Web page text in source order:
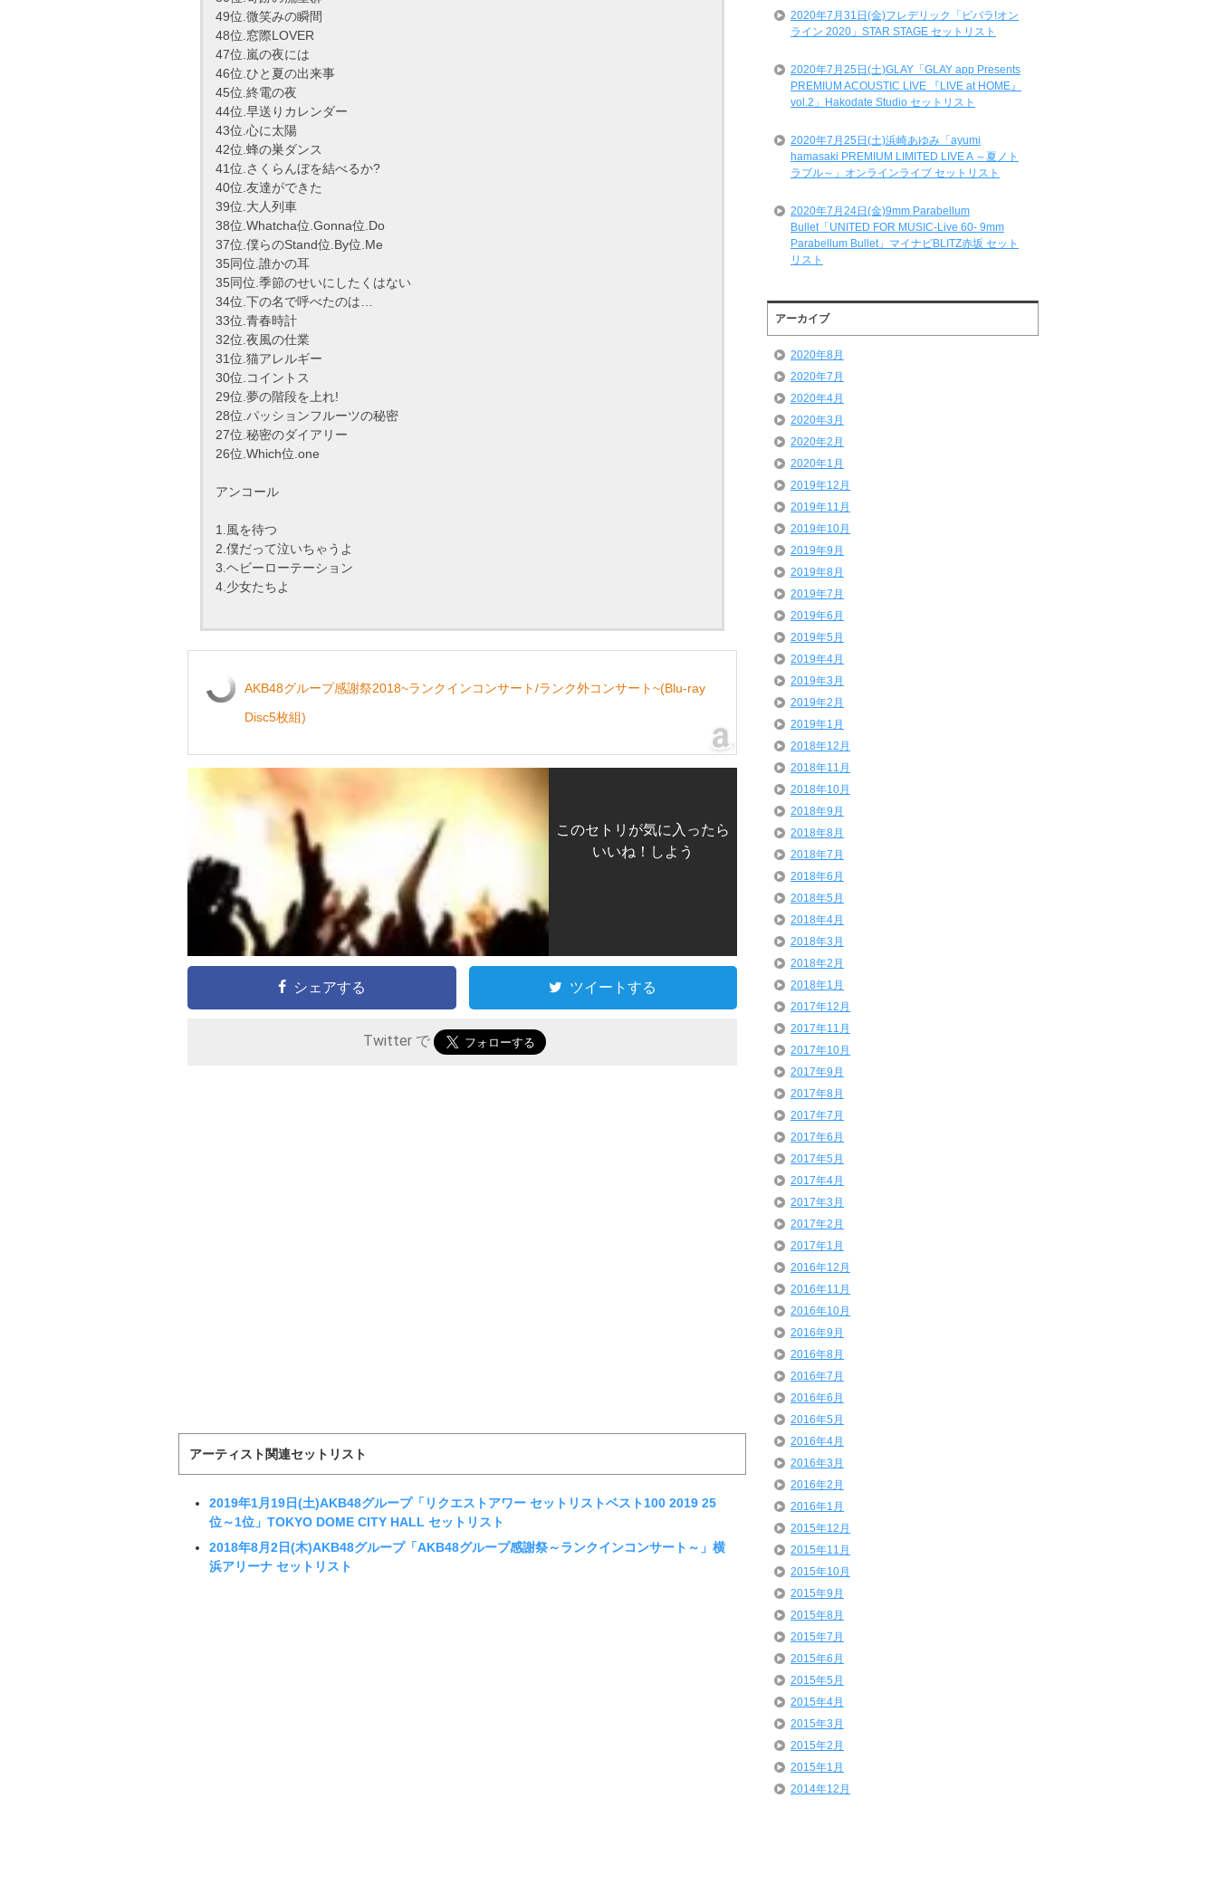
49位.微笑みの瞬間
48位.窓際LOVER
47位.嵐の夜には
46位.ひと夏の出来事
45位.終電の夜
44位.早送りカレンダー
43位.心に太陽
42位.蜂の巣ダンス
41位.さくらんぼを結べるか?
40位.友達ができた
39位.大人列車
38位.Whatcha位.Gonna位.Do
37位.僕らのStand位.By位.Me
35同位.誰かの耳
35同位.季節のせいにしたくはない
34位.下の名で呼べたのは…
33位.青春時計
32位.夜風の仕業
31位.猫アレルギー
30位.コイントス
29位.夢の階段を上れ!
28位.パッションフルーツの秘密
27位.秘密のダイアリー
26位.Which位.one
アンコール
1.風を待つ
2.僕だって泣いちゃうよ
3.ヘビーローテーション
4.少女たちよ
AKB48グループ感謝祭2018~ランクインコンサート/ランク外コンサート~(Blu-ray
Disc5枚組)
このセトリが気に入ったら
いいね！しよう
シェアする ツイートする
Twitter で
アーティスト関連セットリスト
2019年1月19日(土)AKB48グループ「リクエストアワー セットリストベスト100 2019 25
位～1位」TOKYO DOME CITY HALL セットリスト
2018年8月2日(木)AKB48グループ「AKB48グループ感謝祭～ランクインコンサート～」横
浜アリーナ セットリスト
2020年7月31日(金)フレデリック「ビバラ!オン
ライン 2020」STAR STAGE セットリスト
2020年7月25日(土)GLAY「GLAY app Presents
PREMIUM ACOUSTIC LIVE 『LIVE at HOME』
vol.2」Hakodate Studio セットリスト
2020年7月25日(土)浜崎あゆみ「ayumi
hamasaki PREMIUM LIMITED LIVE A ～夏ノト
ラブル～」オンラインライブ セットリスト
2020年7月24日(金)9mm Parabellum
Bullet「UNITED FOR MUSIC-Live 60- 9mm
Parabellum Bullet」マイナビBLITZ赤坂 セット
リスト
アーカイブ
2020年8月
2020年7月
2020年4月
2020年3月
2020年2月
2020年1月
2019年12月
2019年11月
2019年10月
2019年9月
2019年8月
2019年7月
2019年6月
2019年5月
2019年4月
2019年3月
2019年2月
2019年1月
2018年12月
2018年11月
2018年10月
2018年9月
2018年8月
2018年7月
2018年6月
2018年5月
2018年4月
2018年3月
2018年2月
2018年1月
2017年12月
2017年11月
2017年10月
2017年9月
2017年8月
2017年7月
2017年6月
2017年5月
2017年4月
2017年3月
2017年2月
2017年1月
2016年12月
2016年11月
2016年10月
2016年9月
2016年8月
2016年7月
2016年6月
2016年5月
2016年4月
2016年3月
2016年2月
2016年1月
2015年12月
2015年11月
2015年10月
2015年9月
2015年8月
2015年7月
2015年6月
2015年5月
2015年4月
2015年3月
2015年2月
2015年1月
2014年12月